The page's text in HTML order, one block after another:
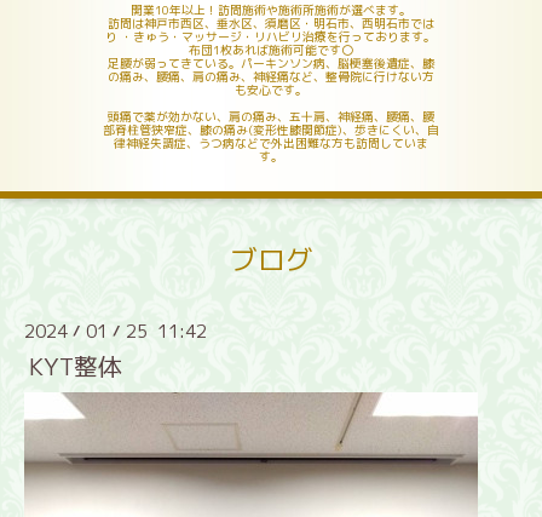
開業10年以上！訪問施術や施術所施術が選べます。
訪問は神戸市西区、垂水区、須磨区・明石市、西明石市では
り ・きゅう・マッサージ・リハビリ治療を行っております。
布団1枚あれば施術可能です〇
足腰が弱ってきている。パーキンソン病、脳梗塞後遺症、膝
の痛み、腰痛、肩の痛み、神経痛など、整骨院に行けない方
も安心です。
頭痛で薬が効かない、肩の痛み、五十肩、神経痛、腰痛、腰
部脊柱管狭窄症、膝の痛み(変形性膝関節症)、歩きにくい、自
律神経失調症、うつ病などで外出困難な方も訪問していま
す。
ブログ
2024 / 01 / 25 11:42
KYT整体